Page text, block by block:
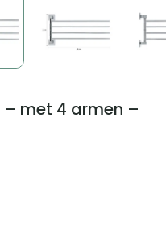
– met 4 armen –